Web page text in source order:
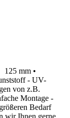
125 mm •
- UV-
von z.B.
Montage -
Bedarf
wir Ihnen gerne